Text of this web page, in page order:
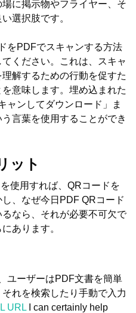
に掲示物やフライヤー、そ
選択肢です。
をPDFでスキャンする方法
ください。これは、スキャ
解するための行動を促すた
意味します。埋め込まれた
ャンしてダウンロード」ま
言葉を使用することができ
ット
使用すれば、QRコードを
、なぜ今日PDF QRコード
なら、それが必要不可欠で
あります。
ユーザーはPDF文書を簡単
れを検索したり手動で入力
URL I can certainly help